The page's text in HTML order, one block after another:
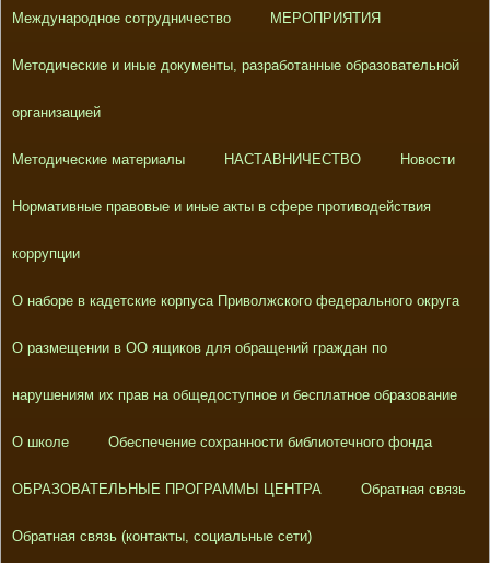
Международное сотрудничество МЕРОПРИЯТИЯ
Методические и иные документы, разработанные образовательной
организацией
Методические материалы НАСТАВНИЧЕСТВО Новости
Нормативные правовые и иные акты в сфере противодействия
коррупции
О наборе в кадетские корпуса Приволжского федерального округа
О размещении в ОО ящиков для обращений граждан по
нарушениям их прав на общедоступное и бесплатное образование
О школе Обеспечение сохранности библиотечного фонда
ОБРАЗОВАТЕЛЬНЫЕ ПРОГРАММЫ ЦЕНТРА Обратная связь
Обратная связь (контакты, социальные сети)